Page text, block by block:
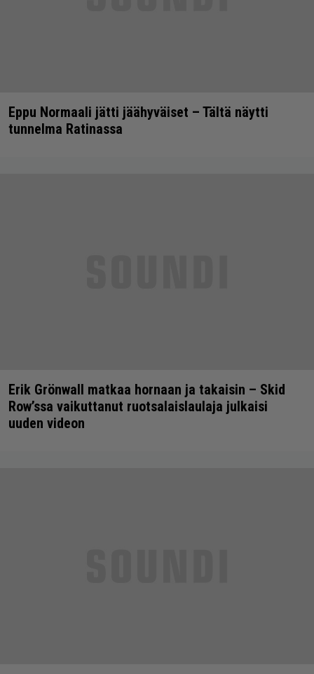
Eppu Normaali jätti jäähyväiset – Tältä näytti
tunnelma Ratinassa
Erik Grönwall matkaa hornaan ja takaisin – Skid
Row’ssa vaikuttanut ruotsalaislaulaja julkaisi
uuden videon